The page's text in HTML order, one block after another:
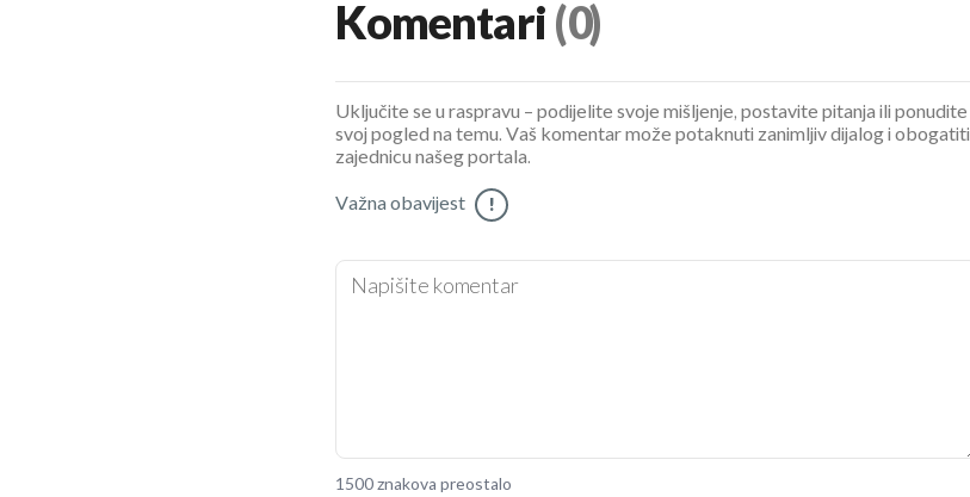
Komentari (0)
Uključite se u raspravu – podijelite svoje mišljenje, postavite pitanja ili ponudite
svoj pogled na temu. Vaš komentar može potaknuti zanimljiv dijalog i obogatiti
zajednicu našeg portala.
Važna obavijest !
1500 znakova preostalo